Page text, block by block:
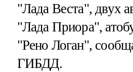
"Лада Веста", двух
"Лада Приора",
"Рено Логан",
ГИБДД.